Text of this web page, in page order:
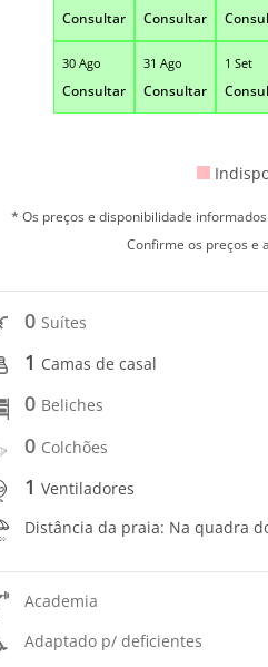
Consultar Consultar
30 Ago
Consultar
31 Ago
Consultar
1 Set
* Os preços e disponibilidade
Confirme os preços e
0 Suítes
1 Camas de casal
0 Beliches
0 Colchões
1Ventiladores
Distância da praia: Na quadra
Academia
Adaptado p/ deficientes